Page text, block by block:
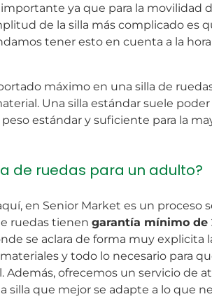
importante ya que para la movilidad
de la silla más complicado es
tener esto en cuenta a la
máximo en una silla de
Una silla estándar suele
estándar y suficiente para la
de ruedas para un adulto?
en Senior Market es un proceso
ruedas tienen garantía mínimo de
se aclara de forma muy explicita
y todo lo necesario para
ofrecemos un servicio de
silla que mejor se adapte a lo que